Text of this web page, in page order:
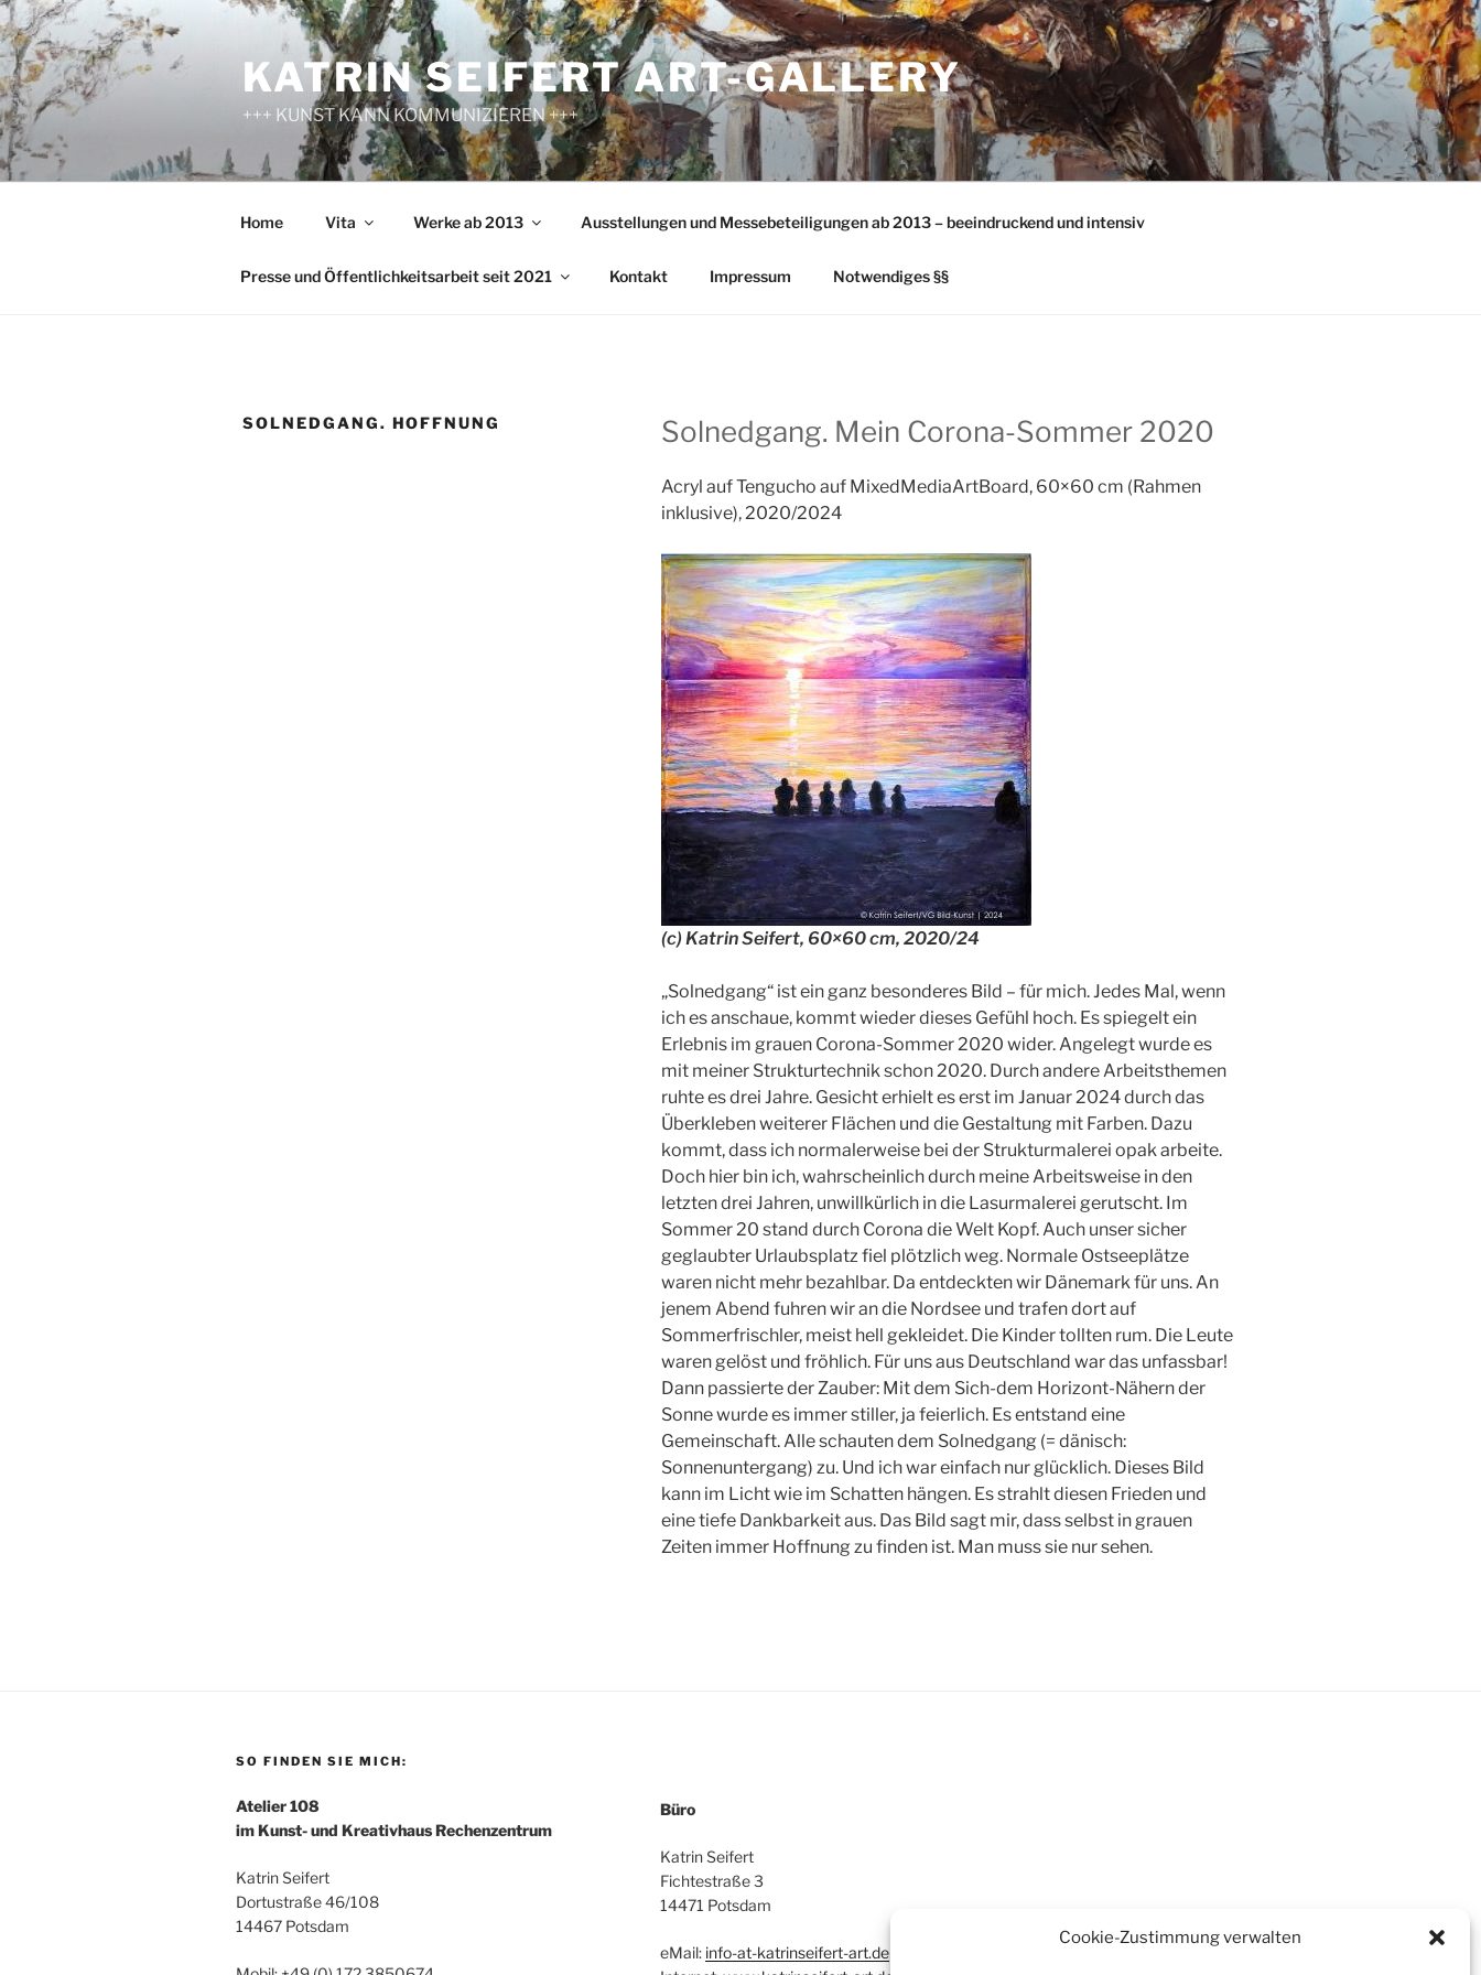
Cookie-Zustimmung verwalten
Zum
Inhalt
springen
KATRIN SEIFERT ART-GALLERY
+++ KUNST KANN KOMMUNIZIEREN +++
Home Vita Werke ab 2013 Ausstellungen und Messebeteiligungen ab 2013 – beeindruckend und intensiv
Presse und Öffentlichkeitsarbeit seit 2021 Kontakt Impressum Notwendiges §§
SOLNEDGANG. HOFFNUNG Solnedgang. Mein Corona-Sommer 2020
Acryl auf Tengucho auf MixedMediaArtBoard, 60×60 cm (Rahmen
inklusive), 2020/2024
(c) Katrin Seifert, 60×60 cm, 2020/24
„Solnedgang“ ist ein ganz besonderes Bild – für mich. Jedes Mal, wenn
ich es anschaue, kommt wieder dieses Gefühl hoch. Es spiegelt ein
Erlebnis im grauen Corona-Sommer 2020 wider. Angelegt wurde es
mit meiner Strukturtechnik schon 2020. Durch andere Arbeitsthemen
ruhte es drei Jahre. Gesicht erhielt es erst im Januar 2024 durch das
Überkleben weiterer Flächen und die Gestaltung mit Farben. Dazu
kommt, dass ich normalerweise bei der Strukturmalerei opak arbeite.
Doch hier bin ich, wahrscheinlich durch meine Arbeitsweise in den
letzten drei Jahren, unwillkürlich in die Lasurmalerei gerutscht. Im
Sommer 20 stand durch Corona die Welt Kopf. Auch unser sicher
geglaubter Urlaubsplatz fiel plötzlich weg. Normale Ostseeplätze
waren nicht mehr bezahlbar. Da entdeckten wir Dänemark für uns. An
jenem Abend fuhren wir an die Nordsee und trafen dort auf
Sommerfrischler, meist hell gekleidet. Die Kinder tollten rum. Die Leute
waren gelöst und fröhlich. Für uns aus Deutschland war das unfassbar!
Dann passierte der Zauber: Mit dem Sich-dem Horizont-Nähern der
Sonne wurde es immer stiller, ja feierlich. Es entstand eine
Gemeinschaft. Alle schauten dem Solnedgang (= dänisch:
Sonnenuntergang) zu. Und ich war einfach nur glücklich. Dieses Bild
kann im Licht wie im Schatten hängen. Es strahlt diesen Frieden und
eine tiefe Dankbarkeit aus. Das Bild sagt mir, dass selbst in grauen
Zeiten immer Hoffnung zu finden ist. Man muss sie nur sehen.
SO FINDEN SIE MICH:
Atelier 108
im Kunst- und Kreativhaus Rechenzentrum
Katrin Seifert
Dortustraße 46/108
14467 Potsdam
Büro
Katrin Seifert
Fichtestraße 3
14471 Potsdam
eMail: info-at-katrinseifert-art.de